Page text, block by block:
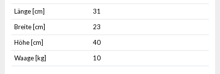
Länge [cm]
31
Breite [cm]
23
Höhe [cm]
40
Waage [kg]
10